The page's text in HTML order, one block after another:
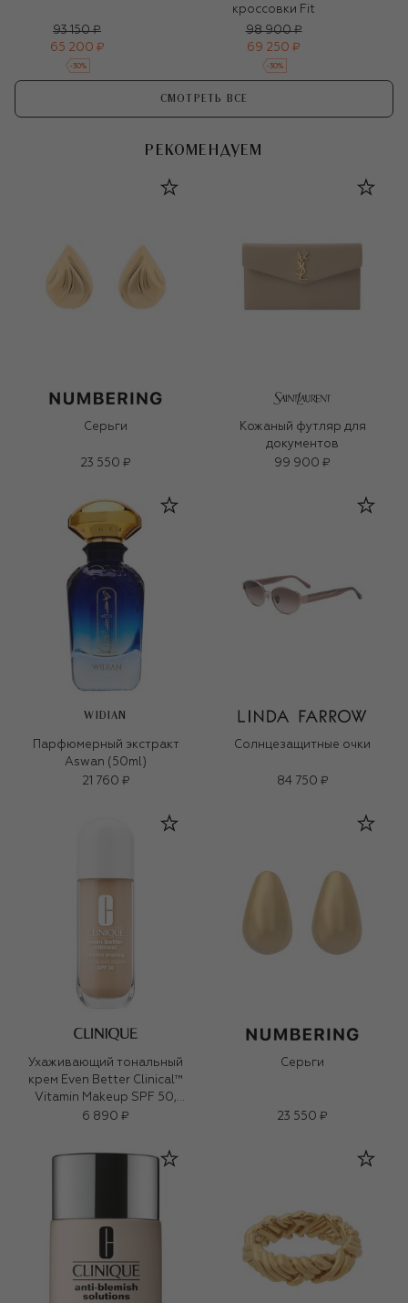
93 150 ₽
65 200 ₽
-30%
кроссовки Fit
98 900 ₽
69 250 ₽
-30%
СМОТРЕТЬ ВСЕ
РЕКОМЕНДУЕМ
Серьги
23 550 ₽
Кожаный футляр для
документов
99 900 ₽
WIDIAN
Парфюмерный экстракт
Aswan (50ml)
21 760 ₽
Солнцезащитные очки
84 750 ₽
Ухаживающий тональный
крем Even Better Clinical™
Vitamin Makeup SPF 50,
оттенок Light Cool 2 (30ml)
6 890 ₽
Серьги
23 550 ₽